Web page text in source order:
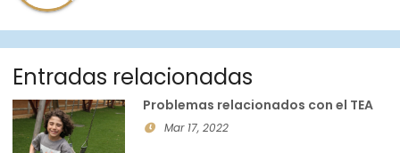
Entradas relacionadas
Problemas relacionados con el TEA
Mar 17, 2022